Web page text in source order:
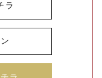
ラ